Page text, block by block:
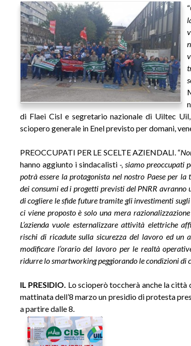
“
di Flaei Cisl e segretario nazionale di Uiltec
sciopero generale in Enel previsto per domani,
PREOCCUPATI PER LE SCELTE AZIENDALI. “
hanno aggiunto i sindacalisti-, siamo preoccupati
potrà essere la protagonista nel nostro Paese per
dei consumi ed i progetti previsti del PNRR
di cogliere le sfide future tramite gli investimenti
ci viene proposto è solo una mera
L’azienda vuole esternalizzare attività elettriche
rischi di ricadute sulla sicurezza del lavoro ed un
modificare l’orario del lavoro per le realtà
ridurre lo smartworking peggiorando le condizioni di
IL PRESIDIO. Lo scioperò toccherà anche la
mattinata dell’8 marzo un presidio di protesta
a partire dalle 8.